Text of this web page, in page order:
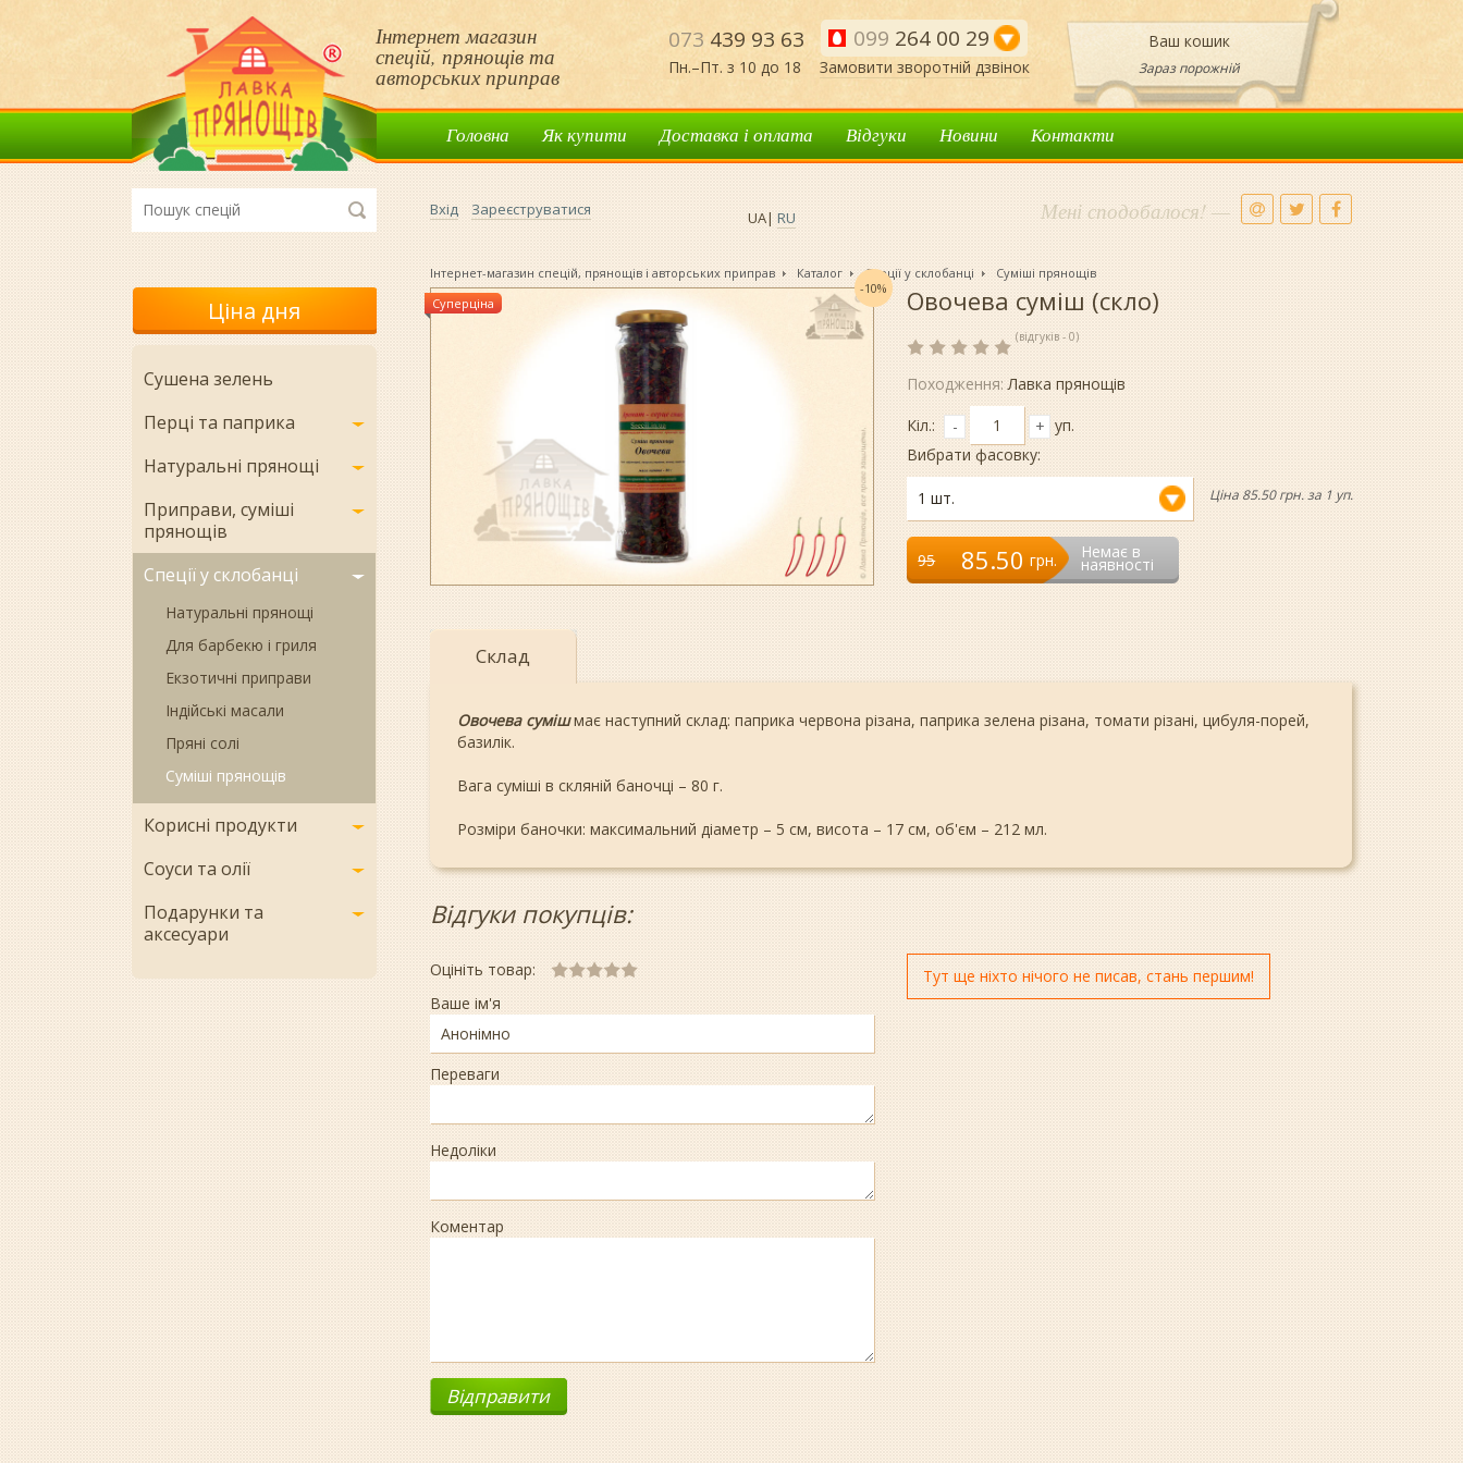
Інтернет магазин
спецій, прянощів та
авторських приправ
073 439 93 63 099 264 00 29
Пн.–Пт. з 10 до 18 Замовити зворотній дзвінок
Ваш кошик
Зараз порожній
Головна Як купити Доставка і оплата Відгуки Новини Контакти
Вхід Зареєструватися UA| RU Мені сподобалося! —
Інтернет-магазин спецій, прянощів і авторських приправ Каталог Спеції у склобанці Суміші прянощів
Ціна дня
Сушена зелень
Перці та паприка
Натуральні прянощі
Приправи, суміші
прянощів
Спеції у склобанці
Натуральні прянощі
Для барбекю і гриля
Екзотичні приправи
Індійські масали
Пряні солі
Суміші прянощів
Корисні продукти
Соуси та олії
Подарунки та
аксесуари
Суперціна
-10% Овочева суміш (скло)
(відгуків - 0)
Походження:Лавка прянощів
Кіл.:
- + уп.
Вибрати фасовку:
1 шт. Ціна 85.50 грн. за 1 уп.
95 85.50 грн. Немає в
наявності
Склад
Овочева сумішмає наступний склад: паприка червона різана, паприка зелена різана, томати різані, цибуля-порей,
базилік.
Вага суміші в скляній баночці – 80 г.
Розміри баночки: максимальний діаметр – 5 см, висота – 17 см, об'єм – 212 мл.
Відгуки покупців:
Оцініть товар:
Ваше ім'я
Переваги
Недоліки
Коментар
Тут ще ніхто нічого не писав, стань першим!